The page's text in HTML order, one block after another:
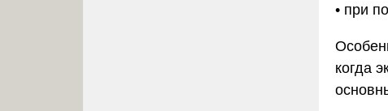
• при
когда